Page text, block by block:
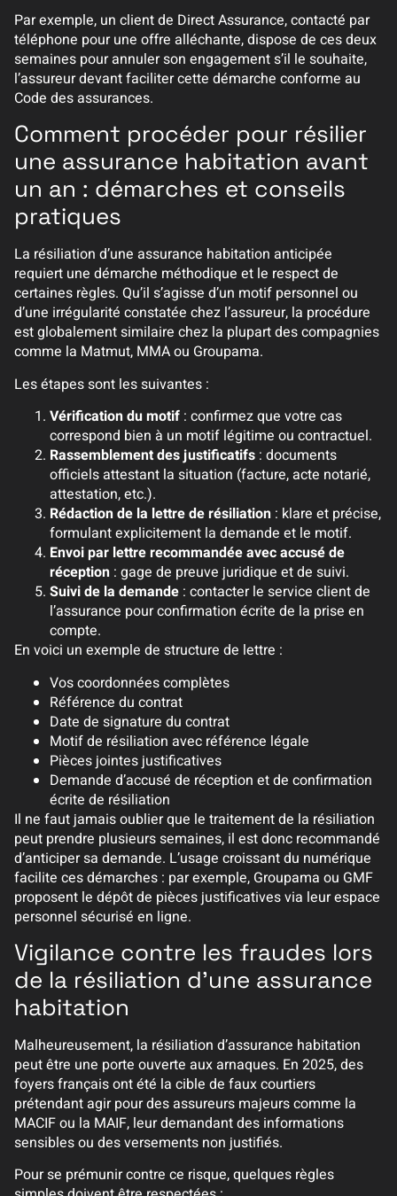
Par exemple, un client de Direct Assurance, contacté par
téléphone pour une offre alléchante, dispose de ces deux
semaines pour annuler son engagement s’il le souhaite,
l’assureur devant faciliter cette démarche conforme au
Code des assurances.
Comment procéder pour résilier
une assurance habitation avant
un an : démarches et conseils
pratiques
La résiliation d’une assurance habitation anticipée
requiert une démarche méthodique et le respect de
certaines règles. Qu’il s’agisse d’un motif personnel ou
d’une irrégularité constatée chez l’assureur, la procédure
est globalement similaire chez la plupart des compagnies
comme la Matmut, MMA ou Groupama.
Les étapes sont les suivantes :
Vérification du motif : confirmez que votre cas
correspond bien à un motif légitime ou contractuel.
Rassemblement des justificatifs : documents
officiels attestant la situation (facture, acte notarié,
attestation, etc.).
Rédaction de la lettre de résiliation : klare et précise,
formulant explicitement la demande et le motif.
Envoi par lettre recommandée avec accusé de
réception : gage de preuve juridique et de suivi.
Suivi de la demande : contacter le service client de
l’assurance pour confirmation écrite de la prise en
compte.
En voici un exemple de structure de lettre :
Vos coordonnées complètes
Référence du contrat
Date de signature du contrat
Motif de résiliation avec référence légale
Pièces jointes justificatives
Demande d’accusé de réception et de confirmation
écrite de résiliation
Il ne faut jamais oublier que le traitement de la résiliation
peut prendre plusieurs semaines, il est donc recommandé
d’anticiper sa demande. L’usage croissant du numérique
facilite ces démarches : par exemple, Groupama ou GMF
proposent le dépôt de pièces justificatives via leur espace
personnel sécurisé en ligne.
Vigilance contre les fraudes lors
de la résiliation d’une assurance
habitation
Malheureusement, la résiliation d’assurance habitation
peut être une porte ouverte aux arnaques. En 2025, des
foyers français ont été la cible de faux courtiers
prétendant agir pour des assureurs majeurs comme la
MACIF ou la MAIF, leur demandant des informations
sensibles ou des versements non justifiés.
Pour se prémunir contre ce risque, quelques règles